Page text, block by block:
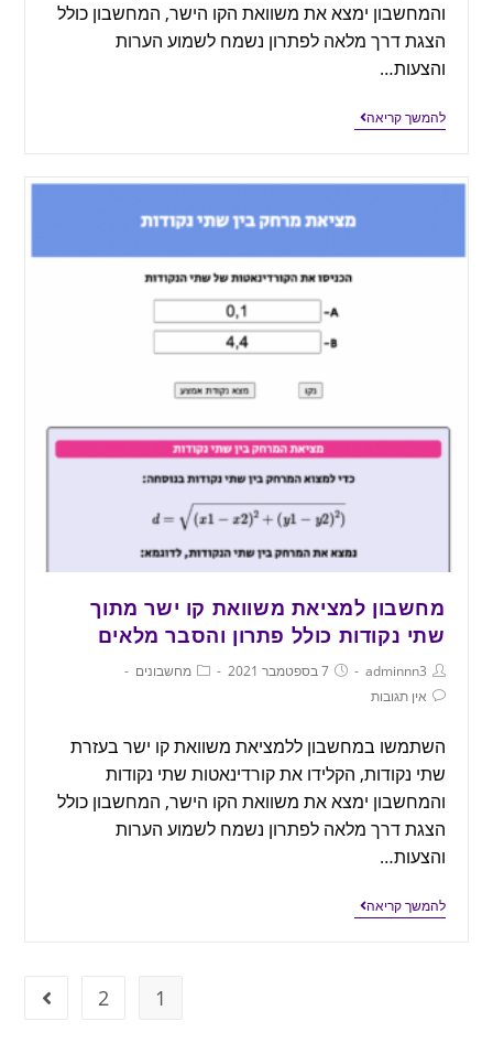
והמחשבון ימצא את משוואת הקו הישר, המחשבון כולל
הצגת דרך מלאה לפתרון נשמח לשמוע הערות
והצעות…
להמשך קריאה
מחשבון למציאת משוואת קו ישר מתוך
שתי נקודות כולל פתרון והסבר מלאים
adminnn3 7 בספטמבר 2021
מחשבונים
אין תגובות
השתמשו במחשבון ללמציאת משוואת קו ישר בעזרת
שתי נקודות, הקלידו את קורדינאטות שתי נקודות
והמחשבון ימצא את משוואת הקו הישר, המחשבון כולל
הצגת דרך מלאה לפתרון נשמח לשמוע הערות
והצעות…
להמשך קריאה
1
2